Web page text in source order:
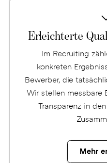
Erleichterte
Im Recruiting
konkreten
Bewerber, die
Wir stellen messbare
Transparenz in
Mehr